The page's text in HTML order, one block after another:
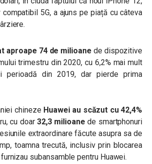
5G, a ajuns pe piață cu câteva
aproape 74 de milioane de dispozitive
trimestru din 2020, cu 6,2% mai mult
perioadă din 2019, dar pierde prima
chineze Huawei au scăzut cu 42,4%
cu doar32,3 milioane de smartphonuri
extraordinare făcute asupra sa de
toamna trecută, inclusiv prin blocarea
subansamble pentru Huawei.